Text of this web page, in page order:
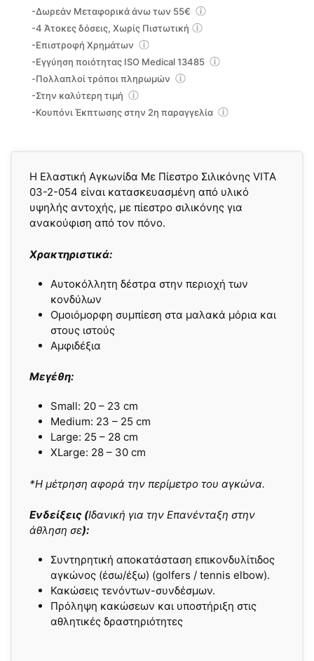
Η Ελαστική Αγκωνίδα Με Πίεστρο Σιλικόνης VITA
03-2-054 είναι κατασκευασμένη από υλικό
υψηλής αντοχής, με πίεστρο σιλικόνης για
ανακούφιση από τον πόνο.
Χρακτηριστικά:
Αυτοκόλλητη δέστρα στην περιοχή των
κονδύλων
Ομοιόμορφη συμπίεση στα μαλακά μόρια και
στους ιστούς
Αμφιδέξια
Μεγέθη:
Small: 20 – 23 cm
Medium: 23 – 25 cm
Large: 25 – 28 cm
XLarge: 28 – 30 cm
*Η μέτρηση αφορά την περίμετρο του αγκώνα.
Ενδείξεις (Ιδανική για την Επανένταξη στην
άθληση σε):
Συντηρητική αποκατάσταση επικονδυλίτιδος
αγκώνος (έσω/έξω) (golfers / tennis elbow).
Κακώσεις τενόντων-συνδέσμων.
Πρόληψη κακώσεων και υποστήριξη στις
αθλητικές δραστηριότητες
-Δωρεάν Μεταφορικά άνω των 55€
-4 Άτοκες δόσεις, Χωρίς Πιστωτική
-Επιστροφή Χρημάτων
-Εγγύηση ποιότητας ISO Medical 13485
-Πολλαπλοί τρόποι πληρωμών
-Στην καλύτερη τιμή
-Κουπόνι Έκπτωσης στην 2η παραγγελία